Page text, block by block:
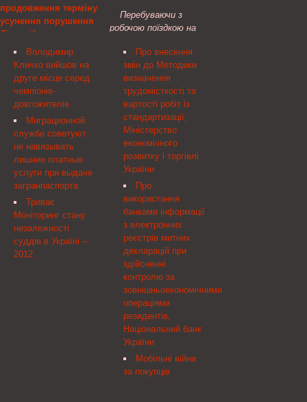
помощь придет адвокат
в Печерском суде.
продовження терміну
усунення порушення
Ліцензійних умов
провадження
господарської
діяльності з
централізованого
водопостачання та
водовідведення ПАТ
"Центренерго",
Національна комісія,
що здійснює державне
регулювання у сфері
комунальних послуг
Про продовження
терміну усунення
порушення Ліцензійних
умов провадження
господарської діяльності
Володимир
Кличко вийшов на
друге місце серед
чемпіонів-
довгожителів
Миграционной
службе советуют
не навязывать
лишние платные
услуги при выдаче
загранпаспорта
Триває
Моніторинг стану
незалежності
суддів в Україні –
2012
Відповідно до статті 4
Указу Президента
2008 року № 444(
444/2008 ) "Про додаткові
заходи щодо
забезпечення розвитку
наукової сфери" та Указу
Президента України від
17 червня 2009 року №
446( 446/2009 ) "Про
Положення про щорічні
гранти Президента
України докторам наук
для здійснення наукових
досліджень" призначити
на 2012 рік гранти
Президента України
таким докторам наук:
Перебуваючи з
робочою поїздкою на
Президент Віктор
Янукович відвідав 240-й
центр підготовки
підрозділів 8-го
армійського корпусу ЗСУ
в с. Головенка. Там він
переглянув
експериментальне ...
Про внесення
змін до Методики
визначення
трудомісткості та
вартості робіт із
стандартизації,
Міністерство
економічного
розвитку і торгівлі
України
Про
використання
банками інформації
з електронних
реєстрів митних
декларацій при
здійсненні
контролю за
зовнішньоекономічними
операціями
резидентів,
Національний банк
України
Мобільні війни
за покупців